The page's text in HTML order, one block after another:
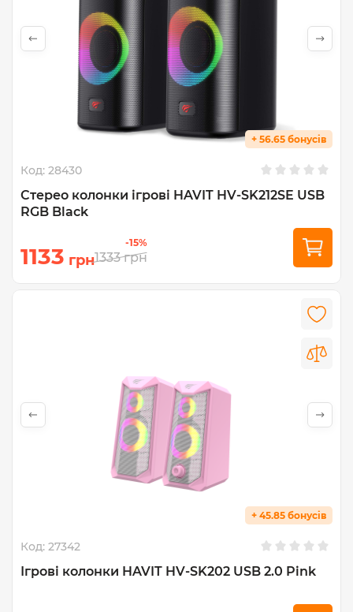
+ 56.65 бонусів
Код: 28430
Стерео колонки ігрові HAVIT HV-SK212SE USB
RGB Black
1133 грн
-15%
1333 грн
+ 45.85 бонусів
Код: 27342
Ігрові колонки HAVIT HV-SK202 USB 2.0 Pink